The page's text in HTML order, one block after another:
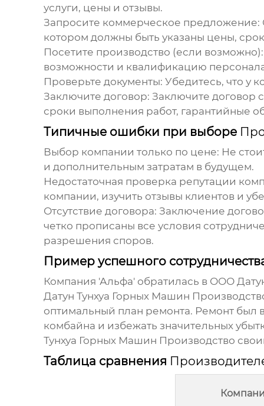
услуги, цены и отзывы.
Запросите коммерческое предложение:
котором должны быть указаны цены,
Посетите производство (если возможно):
возможности и квалификацию
Проверьте документы: Убедитесь, что у
Заключите договор: Заключите договор
сроки выполнения работ, гарантийные
Типичные ошибки при выборе
Выбор компании только по цене: Не
и дополнительным затратам в будущем.
Недостаточная проверка репутации
компании, изучить отзывы клиентов и
Отсутствие договора: Заключение
четко прописаны все условия
разрешения споров.
Пример успешного
Компания 'Альфа' обратилась в ООО
Датун Тунхуа Горных Машин
оптимальный план ремонта. Ремонт был
комбайна и избежать значительных
Тунхуа Горных Машин Производство
Таблица сравнения